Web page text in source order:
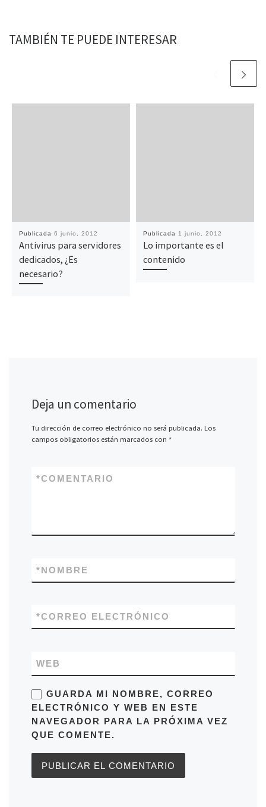
TAMBIÉN TE PUEDE INTERESAR
Publicada 6 junio, 2012
Antivirus para servidores
dedicados, ¿Es
necesario?
Publicada 1 junio, 2012
Lo importante es el
contenido
Deja un comentario
Tu dirección de correo electrónico no será publicada. Los
campos obligatorios están marcados con *
COMENTARIO
*
NOMBRE
*
CORREO ELECTRÓNICO
*
WEB
GUARDA MI NOMBRE, CORREO
ELECTRÓNICO Y WEB EN ESTE
NAVEGADOR PARA LA PRÓXIMA VEZ
QUE COMENTE.